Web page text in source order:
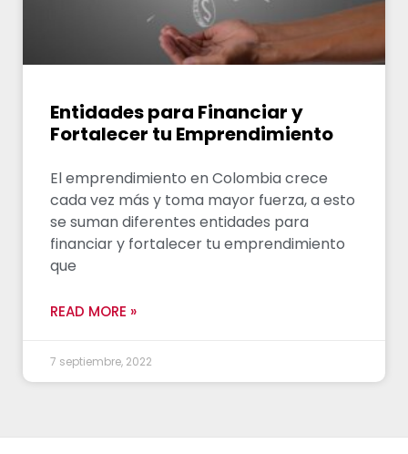
Entidades para Financiar y
Fortalecer tu Emprendimiento
El emprendimiento en Colombia crece
cada vez más y toma mayor fuerza, a esto
se suman diferentes entidades para
financiar y fortalecer tu emprendimiento
que
READ MORE »
7 septiembre, 2022